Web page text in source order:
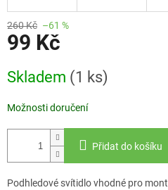
260 Kč –61 %
99 Kč
cena:
Skladem (1 ks)
Možnosti doručení
Přidat do košíku
Podhledové svítidlo vhodné pro